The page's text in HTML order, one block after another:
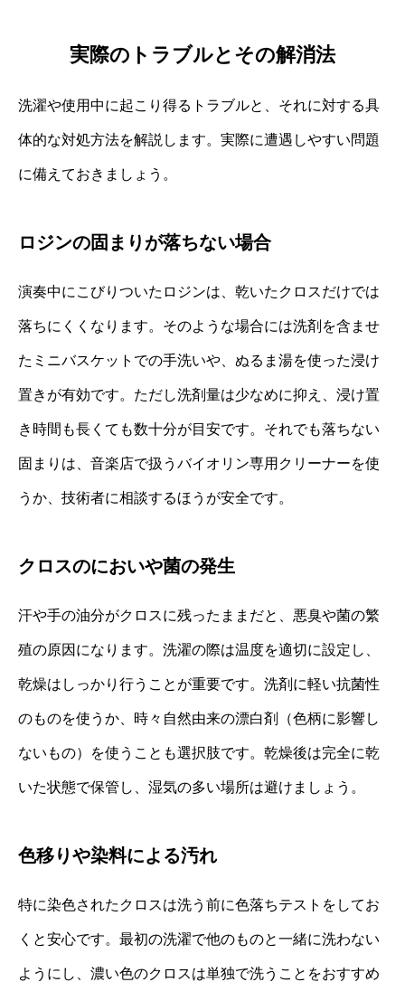
実際のトラブルとその解消法
洗濯や使用中に起こり得るトラブルと、それに対する具
体的な対処方法を解説します。実際に遭遇しやすい問題
に備えておきましょう。
ロジンの固まりが落ちない場合
演奏中にこびりついたロジンは、乾いたクロスだけでは
落ちにくくなります。そのような場合には洗剤を含ませ
たミニバスケットでの手洗いや、ぬるま湯を使った浸け
置きが有効です。ただし洗剤量は少なめに抑え、浸け置
き時間も長くても数十分が目安です。それでも落ちない
固まりは、音楽店で扱うバイオリン専用クリーナーを使
うか、技術者に相談するほうが安全です。
クロスのにおいや菌の発生
汗や手の油分がクロスに残ったままだと、悪臭や菌の繁
殖の原因になります。洗濯の際は温度を適切に設定し、
乾燥はしっかり行うことが重要です。洗剤に軽い抗菌性
のものを使うか、時々自然由来の漂白剤（色柄に影響し
ないもの）を使うことも選択肢です。乾燥後は完全に乾
いた状態で保管し、湿気の多い場所は避けましょう。
色移りや染料による汚れ
特に染色されたクロスは洗う前に色落ちテストをしてお
くと安心です。最初の洗濯で他のものと一緒に洗わない
ようにし、濃い色のクロスは単独で洗うことをおすすめ